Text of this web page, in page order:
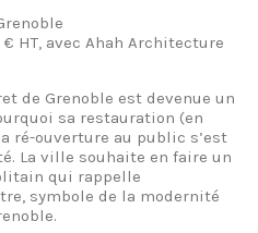
HT, avec Ahah Architecture
de Grenoble est devenue un
sa restauration (en
ré-ouverture au public s’est
La ville souhaite en faire un
qui rappelle
symbole de la modernité